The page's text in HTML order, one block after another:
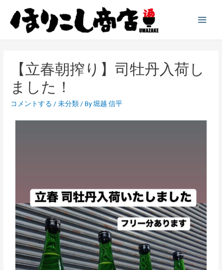
【立春朝搾り】司牡丹入荷し
ました！
コメントする /未分類/ By堀越 信平